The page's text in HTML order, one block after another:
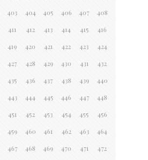
403 404 405 406 407 408
411 412 413 414 415 416
419 420 421 422 423 424
427 428 429 430 431 432
435 436 437 438 439 440
443 444 445 446 447 448
451 452 453 454 455 456
459 460 461 462 463 464
467 468 469 470 471 472